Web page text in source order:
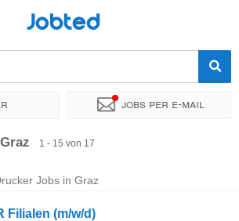
Jobted
Jobs per e-mail
Genauer Standort
1 - 15 von 17
Jobs in Graz
Filialen (m/w/d)